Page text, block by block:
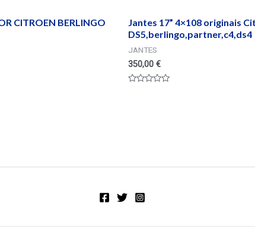
CITROEN BERLINGO
Jantes 17” 4×108 originais
DS5,berlingo,partner,c4,ds4
JANTES
350,00 €